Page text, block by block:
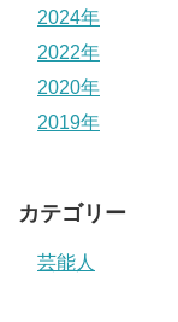
2024年
2022年
2020年
2019年
カテゴリー
芸能人